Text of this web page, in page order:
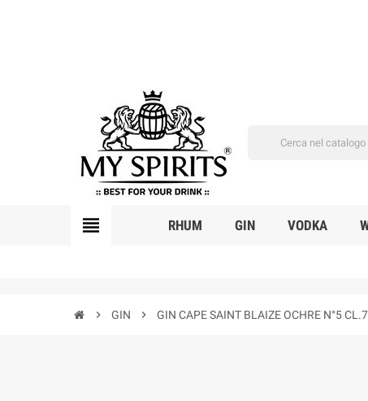
view_headline RHUM GIN VODKA
chevron_right GIN chevron_right GIN CAPE SAINT BLAIZE OCHRE N°5